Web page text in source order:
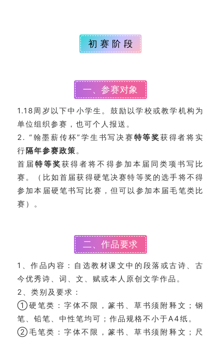
初 赛 阶 段
一、参赛对象
1.18周岁以下中小学生。鼓励以学校或教学机构为
单位组织参赛，也可个人报送。
2. “翰墨薪传杯”学生书写决赛特等奖获得者将实
行 隔年参赛政策。
首届特等奖获得者将不得参加本届同类项书写比
赛。（比如首届获得硬笔决赛特等奖的选手将不得
参加本届硬笔书写比赛，但可以参加本届毛笔类比
赛）。
二、作品要求
1、作品内容：自选教材课文中的段落或古诗、古
今优秀诗、词、文、赋或本人原创文学作品。
2、类别及要求：
①硬笔类：字体不限，篆书、草书须附释文；钢
笔、铅笔、中性笔均可；作品规格不小于A4纸。
②毛笔类：字体不限，篆书、草书须附释文；尺